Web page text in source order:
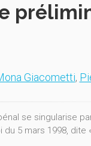
Giacometti,
se singularise
5 mars 1998, dite